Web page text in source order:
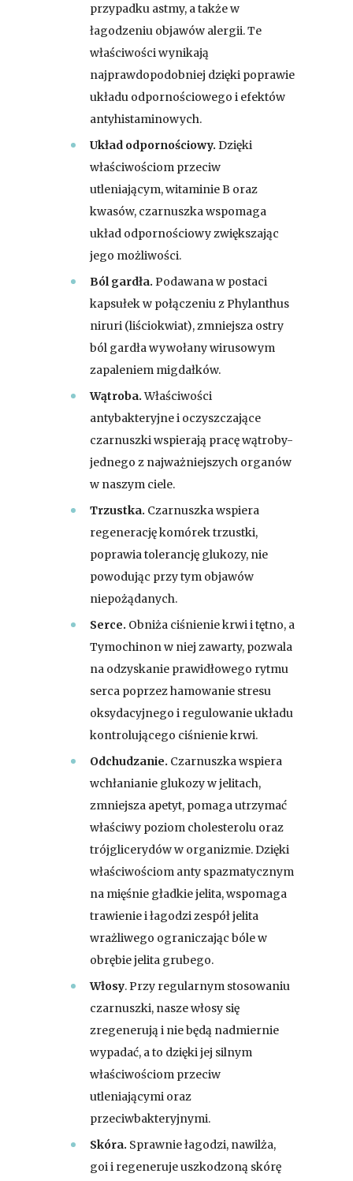
przypadku astmy, a także w
łagodzeniu objawów alergii. Te
właściwości wynikają
najprawdopodobniej dzięki poprawie
układu odpornościowego i efektów
antyhistaminowych.
Układ odpornościowy. Dzięki
właściwościom przeciw
utleniającym, witaminie B oraz
kwasów, czarnuszka wspomaga
układ odpornościowy zwiększając
jego możliwości.
Ból gardła. Podawana w postaci
kapsułek w połączeniu z Phylanthus
niruri (liściokwiat), zmniejsza ostry
ból gardła wywołany wirusowym
zapaleniem migdałków.
Wątroba.Właściwości
antybakteryjne i oczyszczające
czarnuszki wspierają pracę wątroby-
jednego z najważniejszych organów
w naszym ciele.
Trzustka. Czarnuszka wspiera
regenerację komórek trzustki,
poprawia tolerancję glukozy, nie
powodując przy tym objawów
niepożądanych.
Serce. Obniża ciśnienie krwi i tętno, a
Tymochinon w niej zawarty, pozwala
na odzyskanie prawidłowego rytmu
serca poprzez hamowanie stresu
oksydacyjnego i regulowanie układu
kontrolującego ciśnienie krwi.
Odchudzanie. Czarnuszka wspiera
wchłanianie glukozy w jelitach,
zmniejsza apetyt, pomaga utrzymać
właściwy poziom cholesterolu oraz
trójglicerydów w organizmie. Dzięki
właściwościom anty spazmatycznym
na mięśnie gładkie jelita, wspomaga
trawienie i łagodzi zespół jelita
wrażliwego ograniczając bóle w
obrębie jelita grubego.
Włosy. Przy regularnym stosowaniu
czarnuszki, nasze włosy się
zregenerują i nie będą nadmiernie
wypadać, a to dzięki jej silnym
właściwościom przeciw
utleniającymi oraz
przeciwbakteryjnymi.
Skóra. Sprawnie łagodzi, nawilża,
goi i regeneruje uszkodzoną skórę